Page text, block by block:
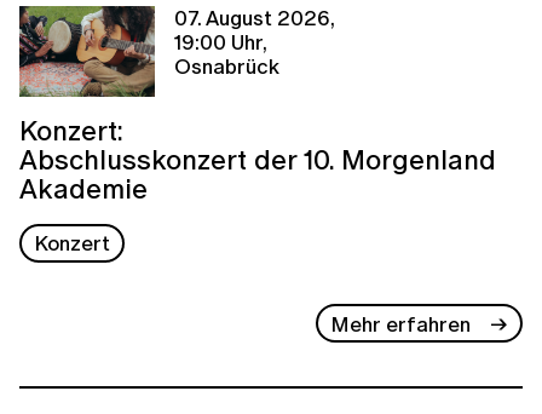
07. August 2026,
19:00 Uhr,
Osnabrück
Konzert:
Abschlusskonzert der 10. Morgenland
Akademie
Konzert
Mehr erfahren